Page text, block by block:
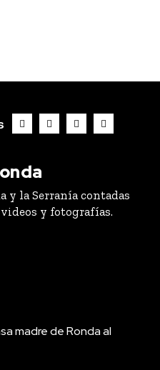
y la Serranía contadas
y fotografías.
madre de Ronda al